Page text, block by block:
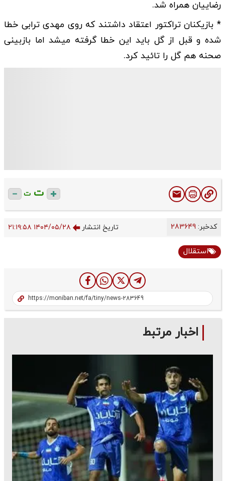
رضاییان همراه شد.
* بازیکنان تراکتور اعتقاد داشتند که روی مهدی ترابی خطا
شده و قبل از گل باید این خطا گرفته میشد اما بازبینی
صحنه هم گل را تائید کرد.
ت ت
کدخبر: تاریخ انتشار ۱۴۰۴/۰۵/۲۸ ۲۱:۱۹:۵۸
استقلال
اخبار مرتبط